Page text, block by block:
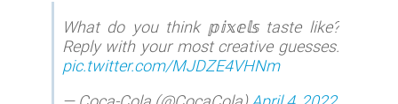
What do you think 𝕡𝕚𝕩𝕖𝕝𝕤 taste like?
Reply with your most creative guesses.
pic.twitter.com/MJDZE4VHNm